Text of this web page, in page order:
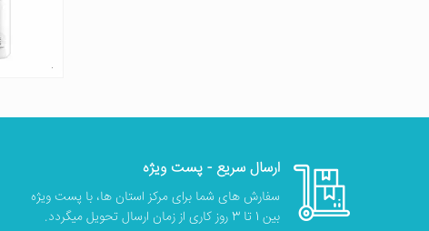
ارسال سریع - پست ویژه
سفارش های شما برای مرکز استان ها، با پست ویژه
بین 1 تا 3 روز کاری از زمان ارسال تحویل میگردد.